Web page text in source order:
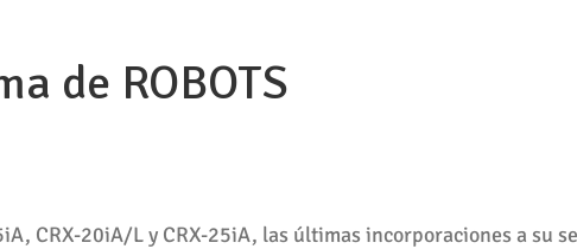
de ROBOTS
CRX-20iA/L y CRX-25iA, las últimas incorporaciones a su